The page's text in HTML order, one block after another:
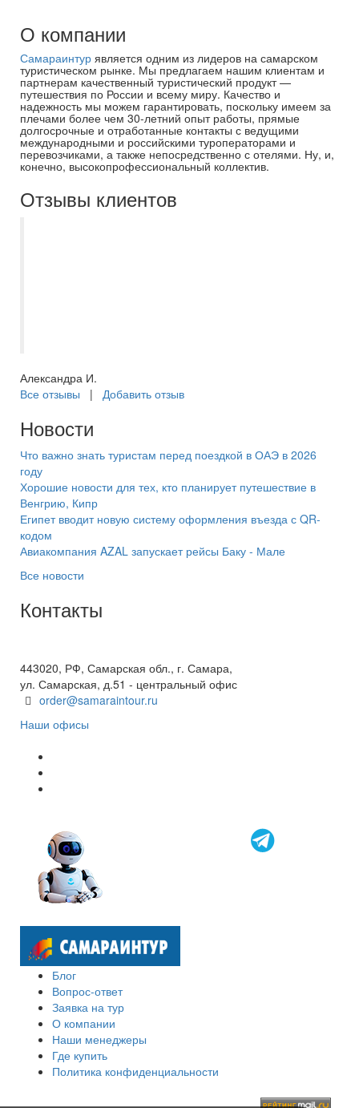
О компании
Самараинтур является одним из лидеров на самарском
туристическом рынке. Мы предлагаем нашим клиентам и
партнерам качественный туристический продукт —
путешествия по России и всему миру. Качество и
надежность мы можем гарантировать, поскольку имеем за
плечами более чем 30-летний опыт работы, прямые
долгосрочные и отработанные контакты с ведущими
международными и российскими туроператорами и
перевозчиками, а также непосредственно с отелями. Ну, и,
конечно, высокопрофессиональный коллектив.
Отзывы клиентов
Александра И.
Все отзывы | Добавить отзыв
Новости
Что важно знать туристам перед поездкой в ОАЭ в 2026
году
Хорошие новости для тех, кто планирует путешествие в
Венгрию, Кипр
Египет вводит новую систему оформления въезда с QR-
кодом
Авиакомпания AZAL запускает рейсы Баку - Мале
Все новости
Контакты
443020, РФ, Самарская обл., г. Самара,
ул. Самарская, д.51 - центральный офис
order@samaraintour.ru
Наши офисы
Блог
Вопрос-ответ
Заявка на тур
О компании
Наши менеджеры
Где купить
Политика конфиденциальности